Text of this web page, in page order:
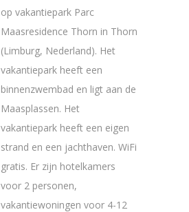
op vakantiepark Parc
Maasresidence Thorn in Thorn
(Limburg, Nederland). Het
vakantiepark heeft een
binnenzwembad en ligt aan de
Maasplassen. Het
vakantiepark heeft een eigen
strand en een jachthaven. WiFi
gratis. Er zijn hotelkamers
voor 2 personen,
vakantiewoningen voor 4-12